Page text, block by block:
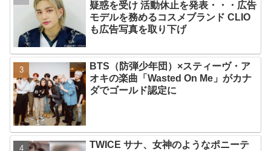
疑惑を受け 活動休止を発表・・・広告
モデルを務めるコスメブランド CLIO
も広告写真を取り下げ
BTS（防弾少年団）×スティーヴ・ア
オキの楽曲「Wasted On Me」がカナ
ダでゴールド認定に
TWICE サナ、女神のようなポニーテ